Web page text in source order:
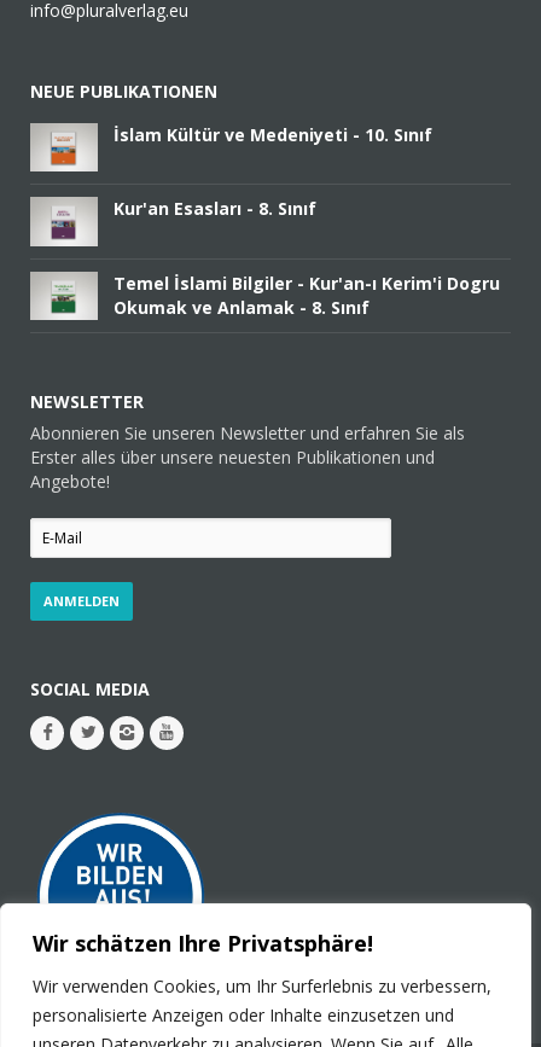
Wir schätzen Ihre Privatsphäre!
Wir verwenden Cookies, um Ihr Surferlebnis zu verbessern,
personalisierte Anzeigen oder Inhalte einzusetzen und
info@pluralverlag.eu
NEUE PUBLIKATIONEN
İslam Kültür ve Medeniyeti - 10. Sınıf
Kur'an Esasları - 8. Sınıf
Temel İslami Bilgiler - Kur'an-ı Kerim'i Dogru
Okumak ve Anlamak - 8. Sınıf
NEWSLETTER
Abonnieren Sie unseren Newsletter und erfahren Sie als
Erster alles über unsere neuesten Publikationen und
Angebote!
SOCIAL MEDIA